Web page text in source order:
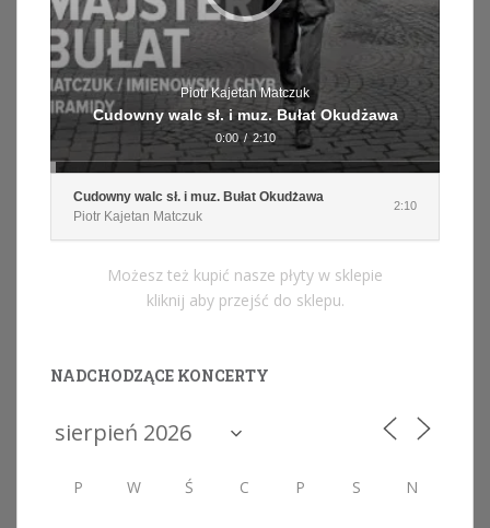
Piotr Kajetan Matczuk
Cudowny walc sł. i muz. Bułat Okudżawa
0:00 / 2:10
Cudowny walc sł. i muz. Bułat Okudżawa
Piotr Kajetan Matczuk
2:10
Możesz też kupić nasze płyty w sklepie
kliknij aby przejść do sklepu.
NADCHODZĄCE KONCERTY
P W Ś C P S N